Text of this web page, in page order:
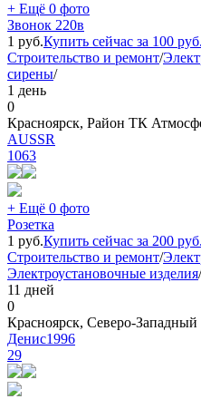
+ Ещё 0 фото
Звонок 220в
1 руб.Купить сейчас за 100 руб.
Строительство и ремонт/
сирены/
1 день
0
Красноярск, Район ТК
AUSSR
1063
+ Ещё 0 фото
Розетка
1 руб.Купить сейчас за 200 руб.
Строительство и ремонт/
Электроустановочные изделия/
11 дней
0
Красноярск, Северо-Западный
Денис1996
29